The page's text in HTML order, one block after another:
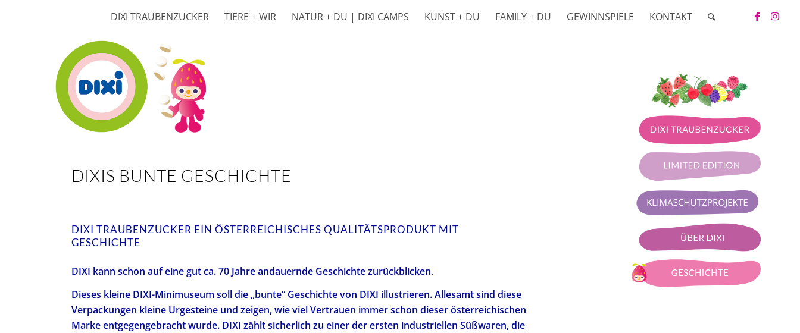
DIXI TRAUBENZUCKER TIERE + WIR NATUR + DU | DIXI CAMPS KUNST + DU FAMILY + DU GEWINNSPIELE KONTAKT
DIXIS BUNTE GESCHICHTE
DIXI TRAUBENZUCKER EIN ÖSTERREICHISCHES QUALITÄTSPRODUKT MIT
GESCHICHTE
DIXI kann schon auf eine gut ca. 70 Jahre andauernde Geschichte zurückblicken.
Dieses kleine DIXI-Minimuseum soll die „bunte“ Geschichte von DIXI illustrieren. Allesamt sind diese
Verpackungen kleine Urgesteine und zeigen, wie viel Vertrauen immer schon dieser österreichischen
Marke entgegengebracht wurde. DIXI zählt sicherlich zu einer der ersten industriellen Süßwaren, die